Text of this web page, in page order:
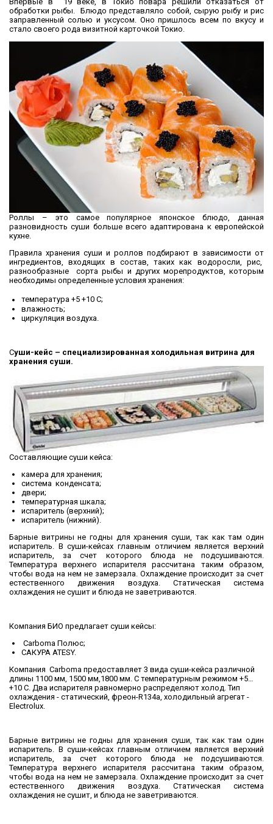
обработки рыбы. Блюдо представляло собой, сырую рыбу и рис
заправленный солью и уксусом. Оно пришлось всем по вкусу и
стало своего рода визитной карточкой Токио.
Роллы – это самое популярное японское блюдо, данная
разновидность суши больше всего адаптирована к европейской
кухне.
Правила хранения суши и роллов подбирают в зависимости от
ингредиентов, входящих в состав, таких как водоросли, рис,
разнообразные сорта рыбы и других морепродуктов, которым
необходимы определенные условия хранения:
температура +5 +10 C;
влажность;
циркуляция воздуха.
Суши-кейс – специализированная холодильная витрина для
хранения суши.
Составляющие суши кейса:
камера для хранения;
система конденсата;
двери;
температурная шкала;
испаритель (верхний);
испаритель (нижний).
Барные витрины не годны для хранения суши, так как там один
испаритель. В суши-кейсах главным отличием является верхний
испаритель, за счет которого блюда не подсушиваются.
Температура верхнего испарителя рассчитана таким образом,
чтобы вода на нем не замерзала. Охлаждение происходит за счет
естественного движения воздуха. Статическая система
охлаждения не сушит и блюда не заветриваются.
Компания БИО предлагает суши кейсы:
Carboma Полюс;
САКУРА ATESY.
Компания Carboma предоставляет 3 вида суши-кейса различной
длины 1100 мм, 1500 мм,1800 мм. С температурным режимом +5…
+10 С. Два испарителя равномерно распределяют холод. Тип
охлаждения - статический, фреон-R134a, холодильный агрегат -
Electrolux.
Барные витрины не годны для хранения суши, так как там один
испаритель. В суши-кейсах главным отличием является верхний
испаритель, за счет которого блюда не подсушиваются.
Температура верхнего испарителя рассчитана таким образом,
чтобы вода на нем не замерзала. Охлаждение происходит за счет
естественного движения воздуха. Статическая система
охлаждения не сушит, и блюда не заветриваются.